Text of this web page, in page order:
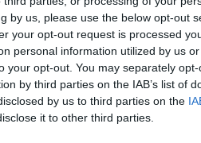
by us, please use the below opt-out
your opt-out request is processed
personal information utilized by us
your opt-out. You may separately
by third parties on the IAB’s list of
by us to third parties on the
it to other third parties.
e a fare ordinanze
estate.
perché la
critica - ha poi
che veda
quindi